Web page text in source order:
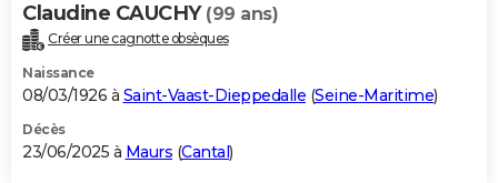
Claudine CAUCHY (99 ans)
Créer une cagnotte obsèques
Naissance
08/03/1926 à Saint-Vaast-Dieppedalle (Seine-Maritime)
Décès
23/06/2025 à Maurs (Cantal)